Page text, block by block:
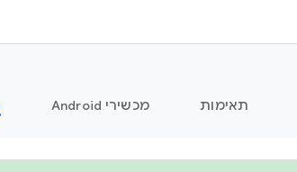
תאימות מכשירי Android